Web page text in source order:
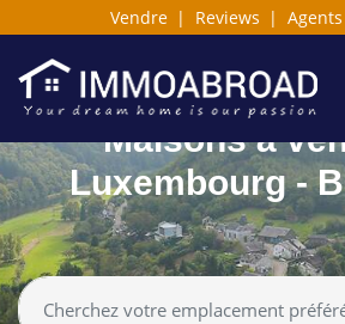
Vendre | Reviews | Agents
Maisons à
Luxembourg -